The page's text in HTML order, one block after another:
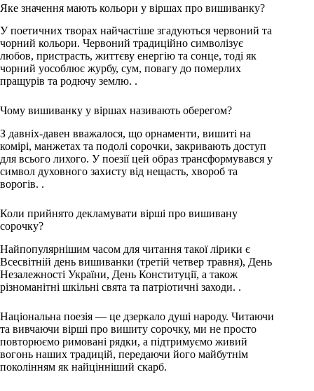
Яке значення мають кольори у віршах про вишиванку?
У поетичних творах найчастіше згадуються червоний та
чорний кольори. Червоний традиційно символізує
любов, пристрасть, життєву енергію та сонце, тоді як
чорний уособлює журбу, сум, повагу до померлих
пращурів та родючу землю. .
Чому вишиванку у віршах називають оберегом?
З давніх-давен вважалося, що орнаменти, вишиті на
комірі, манжетах та подолі сорочки, закривають доступ
для всього лихого. У поезії цей образ трансформувався у
символ духовного захисту від нещасть, хвороб та
ворогів. .
Коли прийнято декламувати вірші про вишивану
сорочку?
Найпопулярнішим часом для читання такої лірики є
Всесвітній день вишиванки (третій четвер травня), День
Незалежності України, День Конституції, а також
різноманітні шкільні свята та патріотичні заходи. .
Національна поезія — це дзеркало душі народу. Читаючи
та вивчаючи вірші про вишиту сорочку, ми не просто
повторюємо римовані рядки, а підтримуємо живий
вогонь наших традицій, передаючи його майбутнім
поколінням як найцінніший скарб.